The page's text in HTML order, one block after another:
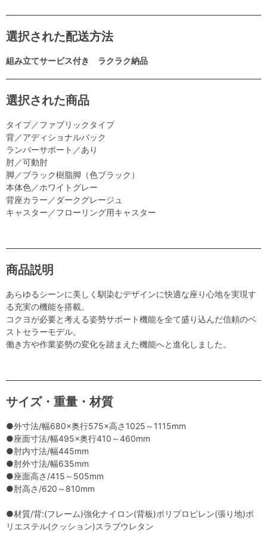
選択された配送方法
組み立てサービス付き ラクラク納品
選択された商品
タイプ／ファブリックタイプ
背／アディショナルバック
ランバーサポート／あり
肘／可動肘
脚／ブラック樹脂脚（色ブラック）
本体色／ホワイトグレー
背座カラー／ダークグレージュ
キャスター／フローリング用キャスター
商品説明
あらゆるシーンに美しく馴染むデザインに快適な座り心地を実現す
る充実の機能を搭載。
コクヨが必要と考える姿勢サポート機能を全て盛り込んだ信頼のベ
ストセラーモデル。
働き方や作業姿勢の変化を踏まえた機能へと進化しました。
サイズ・重量・材質
●外寸法/幅680×奥行575×高さ1025～1115mm
●座面寸法/幅495×奥行410～460mm
●肘内寸法/幅445mm
●肘外寸法/幅635mm
●座面高さ/415～505mm
●肘高さ/620～810mm
●材質/背:(フレーム)強化ナイロン(背板)ポリプロピレン(張り地)ポ
リエステル(クッション)スラブウレタン